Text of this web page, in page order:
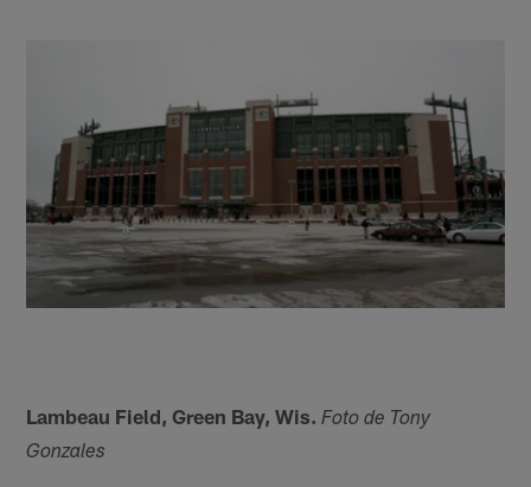
Lambeau Field, Green Bay, Wis. Foto de Tony
Gonzales